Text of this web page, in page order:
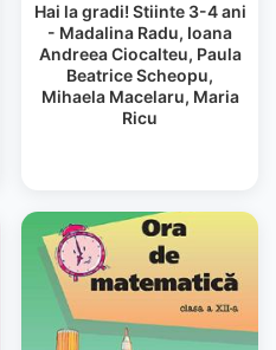
Hai la gradi! Stiinte 3-4 ani
- Madalina Radu, Ioana
Andreea Ciocalteu, Paula
Beatrice Scheopu,
Mihaela Macelaru, Maria
Ricu